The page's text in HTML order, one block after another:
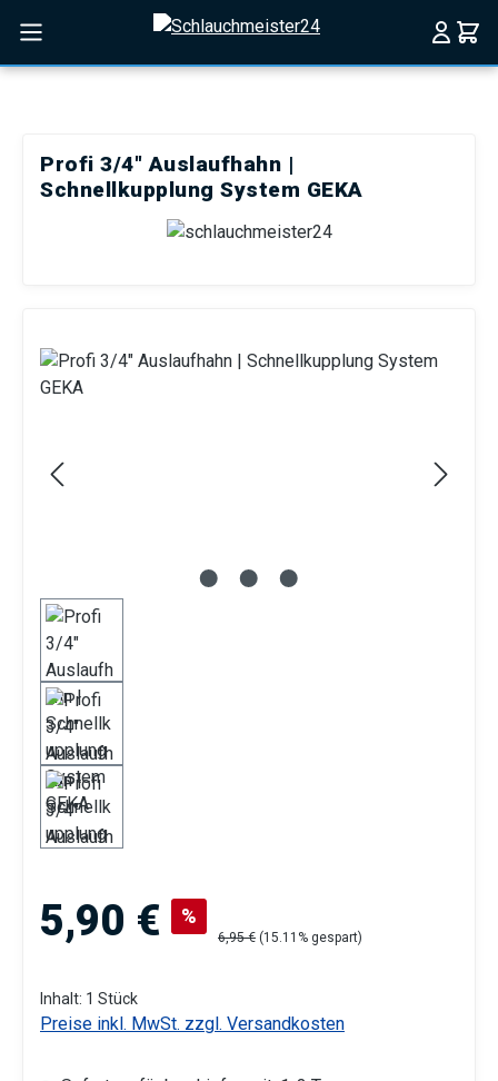
Zum Hauptinhalt springen
Profi 3/4" Auslaufhahn |
Schnellkupplung System GEKA
Bildergalerie überspringen
Verkaufspreis:
5,90 € %
Regulärer Preis:
6,95 € (15.11% gespart)
Inhalt: 1 Stück
Preise inkl. MwSt. zzgl. Versandkosten